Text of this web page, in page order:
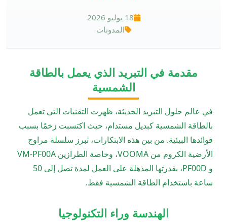
18 يوليو 2026
المدونات
مقدمة في التبريد الذي يعمل بالطاقة
الشمسية
في عالم حلول التبريد الحديثة، ظهرت التقنيات التي تعمل
بالطاقة الشمسية كبديل مستدام، حيث اكتسبت زخمًا بسبب
فوائدها البيئية. من بين هذه الابتكارات، تبرز سلسلة مراوح
الأرضية الكروم من VOOMA، وخاصة الطرازين VM-PF00A
و PF00D، بقدرتها المذهلة على العمل لمدة تصل إلى 50
ساعة باستخدام الطاقة الشمسية فقط.
الهندسة وراء التكنولوجيا